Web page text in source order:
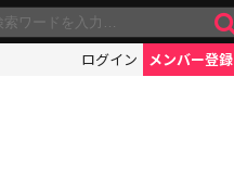
ログイン メンバー登録